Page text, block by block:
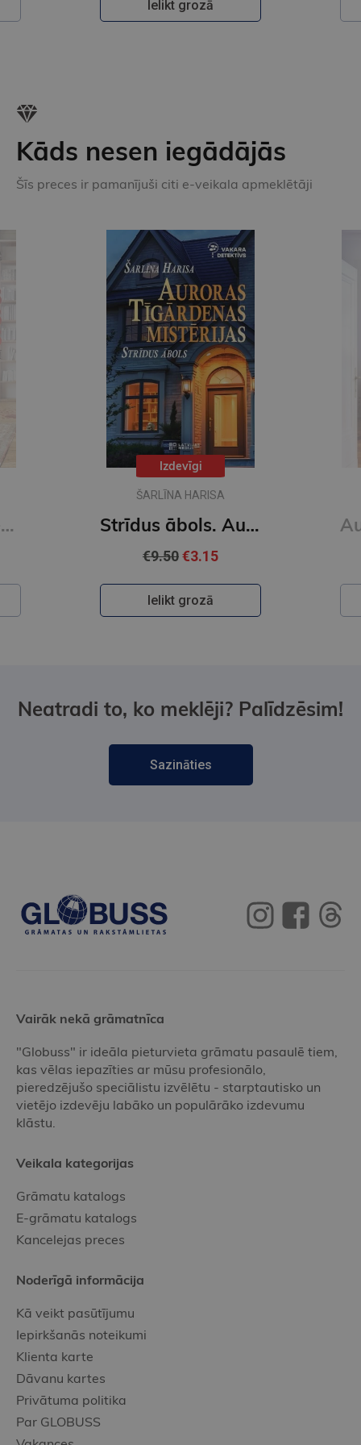
Ielikt grozā
Kāds nesen iegādājās
Šīs preces ir pamanījuši citi e-veikala apmeklētāji
Strīdus ābols. Auroras Tīgārdenas mistērijas
Izdevīgi
ŠARLĪNA HARISA
Auroras Tīgārdenas mistērijas. Trīs istabas un līķis
€9.50€3.15
Ielikt grozā
Neatradi to, ko meklēji? Palīdzēsim!
Sazināties
Vairāk nekā grāmatnīca
"Globuss" ir ideāla pieturvieta grāmatu pasaulē tiem,
kas vēlas iepazīties ar mūsu profesionālo,
pieredzējušo speciālistu izvēlētu - starptautisko un
vietējo izdevēju labāko un populārāko izdevumu
klāstu.
Veikala kategorijas
Grāmatu katalogs
E-grāmatu katalogs
Kancelejas preces
Noderīgā informācija
Kā veikt pasūtījumu
Iepirkšanās noteikumi
Klienta karte
Dāvanu kartes
Privātuma politika
Par GLOBUSS